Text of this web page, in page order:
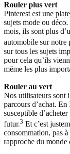
Rouler plus vert
Pinterest est une
sujets mode ou
mois, ils sont plus
automobile sur notre
sur tous les sujets
pour cela qu’ils
même les plus
Rouler au vert
Nos utilisateurs sont
parcours d’achat.
susceptible
futur.3 Et c’est
consommation, pas
rapproche du monde